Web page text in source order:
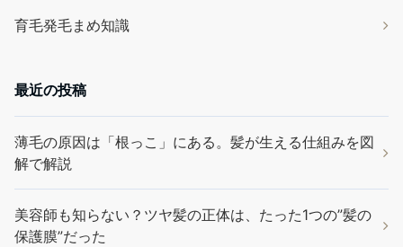
育毛発毛まめ知識
最近の投稿
薄毛の原因は「根っこ」にある。髪が生える仕組みを図
解で解説
美容師も知らない？ツヤ髪の正体は、たった1つの”髪の
保護膜”だった